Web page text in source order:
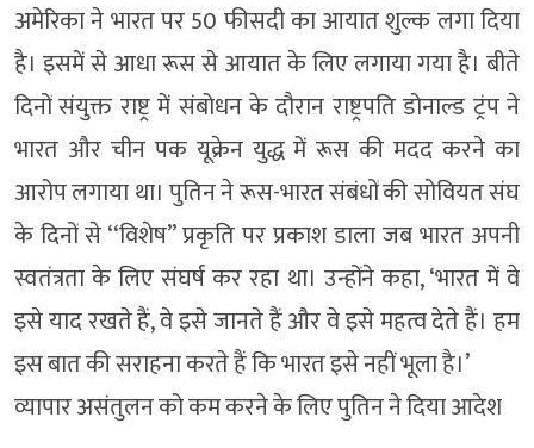
अमेरिका ने भारत पर 50 फीसदी का आयात शुल्क लगा दिया
है। इसमें से आधा रूस से आयात के लिए लगाया गया है। बीते
दिनों संयुक्त राष्ट्र में संबोधन के दौरान राष्ट्रपति डोनाल्ड ट्रंप ने
भारत और चीन पक यूक्रेन युद्ध में रूस की मदद करने का
आरोप लगाया था। पुतिन ने रूस-भारत संबंधों की सोवियत संघ
के दिनों से ‘‘विशेष’’ प्रकृति पर प्रकाश डाला जब भारत अपनी
स्वतंत्रता के लिए संघर्ष कर रहा था। उन्होंने कहा, ‘भारत में वे
इसे याद रखते हैं, वे इसे जानते हैं और वे इसे महत्व देते हैं। हम
इस बात की सराहना करते हैं कि भारत इसे नहीं भूला है।’
व्यापार असंतुलन को कम करने के लिए पुतिन ने दिया आदेश